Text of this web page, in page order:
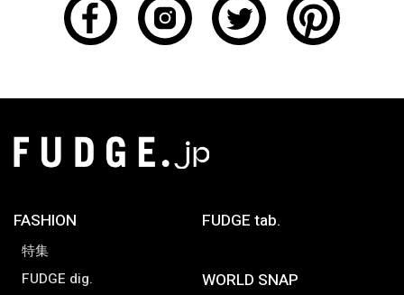
FASHION
特集
FUDGE dig.
FUDGE tab.
WORLD SNAP